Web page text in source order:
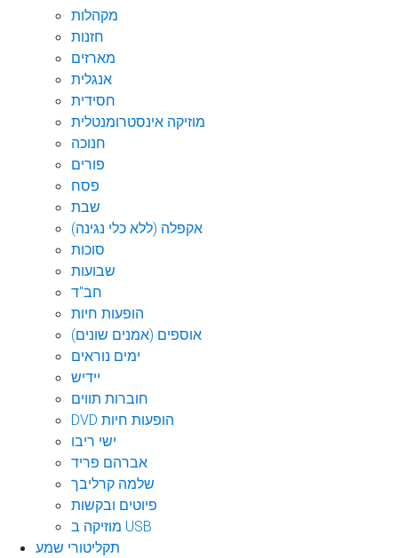
מקהלות
חזנות
מארזים
אנגלית
חסידית
מוזיקה אינסטרומנטלית
חנוכה
פורים
פסח
שבת
אקפלה (ללא כלי נגינה)
סוכות
שבועות
חב"ד
הופעות חיות
אוספים (אמנים שונים)
ימים נוראים
יידיש
חוברות תווים
DVD הופעות חיות
ישי ריבו
אברהם פריד
שלמה קרליבך
פיוטים ובקשות
מוזיקה ב USB
תקליטורי שמע